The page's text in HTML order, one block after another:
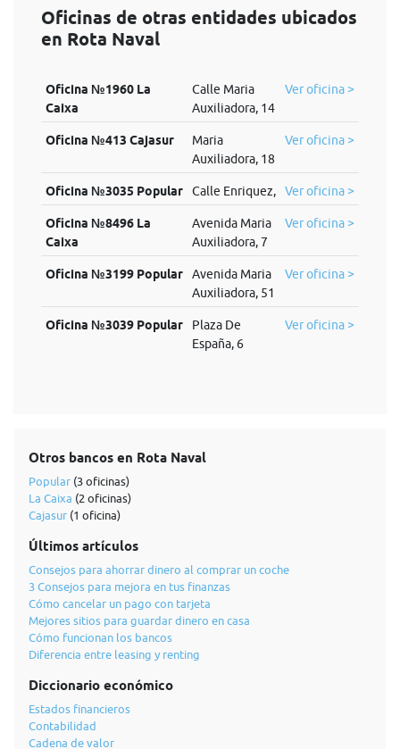
Oficinas de otras entidades ubicados
en Rota Naval
Oficina №1960 La
Caixa
Calle Maria
Auxiliadora, 14
Ver oficina >
Oficina №413 Cajasur
Maria
Auxiliadora, 18
Ver oficina >
Oficina №3035 Popular Calle Enriquez, Ver oficina >
Oficina №8496 La
Caixa
Avenida Maria
Auxiliadora, 7
Ver oficina >
Oficina №3199 Popular
Avenida Maria
Auxiliadora, 51
Ver oficina >
Oficina №3039 Popular
Plaza De
España, 6
Ver oficina >
Otros bancos en Rota Naval
Popular (3 oficinas)
La Caixa (2 oficinas)
Cajasur (1 oficina)
Últimos artículos
Consejos para ahorrar dinero al comprar un coche
3 Consejos para mejora en tus finanzas
Cómo cancelar un pago con tarjeta
Mejores sitios para guardar dinero en casa
Cómo funcionan los bancos
Diferencia entre leasing y renting
Diccionario económico
Estados financieros
Contabilidad
Cadena de valor